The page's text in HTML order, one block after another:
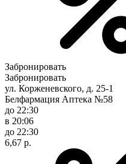
Забронировать
Забронировать
ул. Корженевского, д. 25-1
Белфармация Аптека №58
до 22:30
в 20:06
до 22:30
6,67 р.